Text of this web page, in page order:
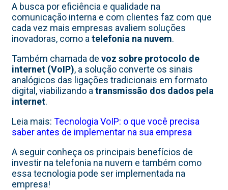
A busca por eficiência e qualidade na
comunicação interna e com clientes faz com que
cada vez mais empresas avaliem soluções
inovadoras, como a telefonia na nuvem.
Também chamada de voz sobre protocolo de
internet (VoIP), a solução converte os sinais
analógicos das ligações tradicionais em formato
digital, viabilizando a transmissão dos dados pela
internet.
Leia mais: Tecnologia VoIP: o que você precisa
saber antes de implementar na sua empresa
A seguir conheça os principais benefícios de
investir na telefonia na nuvem e também como
essa tecnologia pode ser implementada na
empresa!